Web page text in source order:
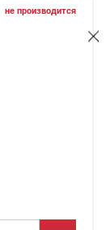
не производится